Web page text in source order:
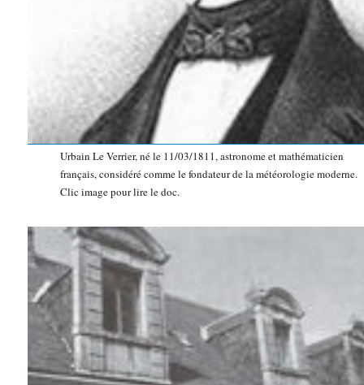
Urbain Le Verrier, né le 11/03/1811, astronome et mathématicien
français, considéré comme le fondateur de la météorologie moderne.
Clic image pour lire le doc.